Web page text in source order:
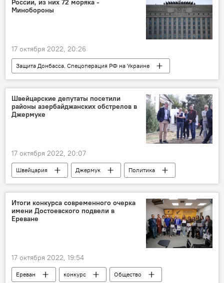
России, из них 72 моряка -
Минобороны
17 октября 2022, 20:26
Защита Донбасса. Спецоперация РФ на Украине
обмен
военнопленные
Россия
Минобороны
Швейцарские депутаты посетили
районы азербайджанских обстрелов в
Джермуке
17 октября 2022, 20:07
Швейцария Джермук
Политика
Новости Армения
депутат
Итоги конкурса современного очерка
имени Достоевского подвели в
Ереване
17 октября 2022, 19:54
Ереван конкурс
Общество